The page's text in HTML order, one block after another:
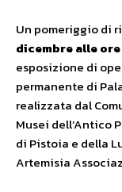
Un pomeriggio di
dicembre alle ore
esposizione di
permanente di
realizzata dal
Musei dell’Antico
di Pistoia e della
Artemisia